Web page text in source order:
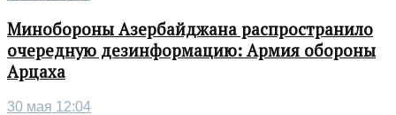
Минобороны Азербайджана распространило
очередную дезинформацию: Армия обороны
Арцаха
30 мая 12:04